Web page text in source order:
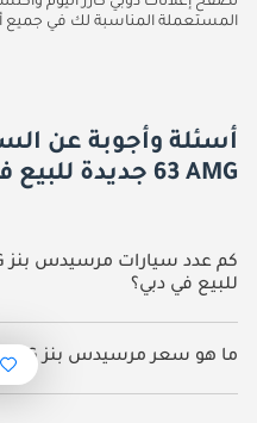
المستعملة المناسبة لك في جميع
63 AMG جديدة للبيع في دبي
للبيع في دبي؟
88 سيارة مرسيدس بنز G 63 AMG جديدة متوفرة للبيع في دبي.
ما هو سعر مرسيدس بنز G 63 AMG جديدة في دبي؟
يبدأ سعر سيارة مرسيدس بنز G 63 AMG جديدة في دبي